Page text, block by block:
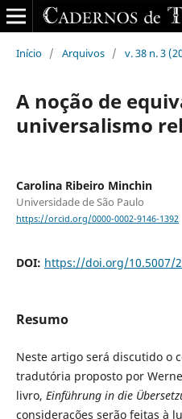
Início / Arquivos / v. 38 n. 3
A noção de
universalismo
Carolina Ribeiro Minchin
Universidade de São Paulo
https://orcid.org/0000-0002-9146-1392
DOI: https://doi.org/10.5007/
Resumo
Neste artigo será discutido o
tradutória proposto por
livro, Einführung in die
considerações serão feitas à